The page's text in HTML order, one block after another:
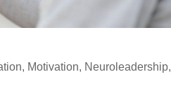
, Motivation, Neuroleadership,